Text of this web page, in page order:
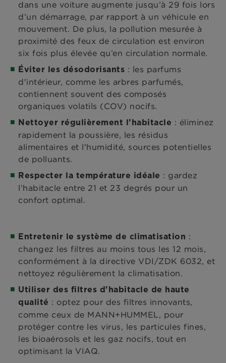
dans une voiture augmente jusqu’à 29 fois lors
d’un démarrage, par rapport à un véhicule en
mouvement. De plus, la pollution mesurée à
proximité des feux de circulation est environ
six fois plus élevée qu’en circulation normale.
Éviter les désodorisants : les parfums
d'intérieur, comme les arbres parfumés,
contiennent souvent des composés
organiques volatils (COV) nocifs.
Nettoyer régulièrement l’habitacle : éliminez
rapidement la poussière, les résidus
alimentaires et l'humidité, sources potentielles
de polluants.
Respecter la température idéale : gardez
l’habitacle entre 21 et 23 degrés pour un
confort optimal.
Entretenir le système de climatisation :
changez les filtres au moins tous les 12 mois,
conformément à la directive VDI/ZDK 6032, et
nettoyez régulièrement la climatisation.
Utiliser des filtres d'habitacle de haute
qualité : optez pour des filtres innovants,
comme ceux de MANN+HUMMEL, pour
protéger contre les virus, les particules fines,
les bioaérosols et les gaz nocifs, tout en
optimisant la VIAQ.